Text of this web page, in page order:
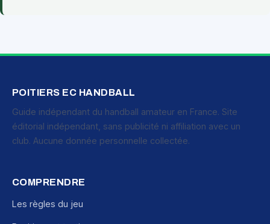
POITIERS EC HANDBALL
Guide indépendant du handball amateur en France. Site
éditorial indépendant, sans publicité ni affiliation avec un
club. Aucune donnée personnelle collectée.
COMPRENDRE
Les règles du jeu